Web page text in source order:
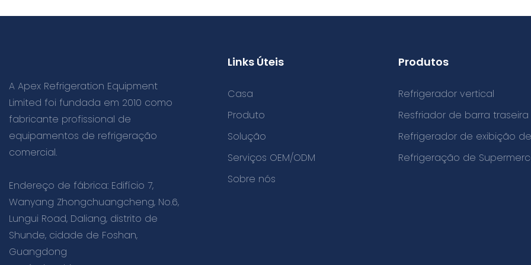
A Apex Refrigeration Equipment
Limited foi fundada em 2010 como
fabricante profissional de
equipamentos de refrigeração
comercial.
Endereço de fábrica: Edifício 7,
Wanyang Zhongchuangcheng, No.6,
Lungui Road, Daliang, distrito de
Shunde, cidade de Foshan,
Guangdong
Links Úteis
Casa
Produto
Solução
Serviços OEM/ODM
Sobre nós
Produtos
Refrigerador vertical
Resfriador de barra traseira
Refrigerador de exibição
Refrigeração de